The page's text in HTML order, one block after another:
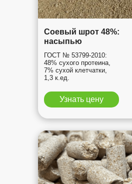
Соевый шрот 48%:
насыпью
ГОСТ № 53799-2010:
48% сухого протеина,
7% сухой клетчатки,
1,3 к.ед.
Узнать цену